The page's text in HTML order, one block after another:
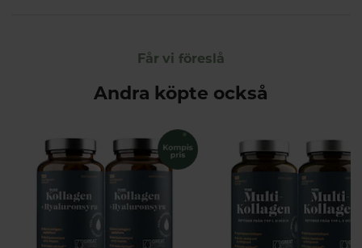
Får vi föreslå
Andra köpte också